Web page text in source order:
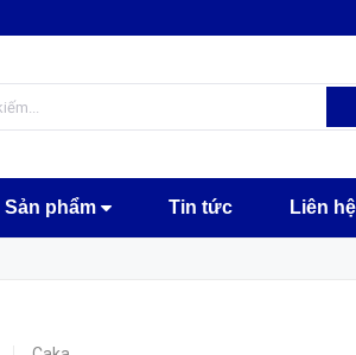
Sản phẩm Tin tức Liên hệ
MUA NGAY